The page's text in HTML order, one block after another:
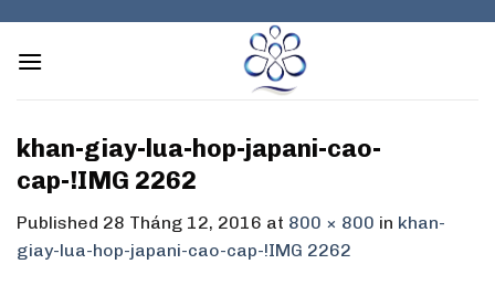
content
khan-giay-lua-hop-japani-cao-
cap-!IMG 2262
Published 28 Tháng 12, 2016 at 800 × 800 in khan-
giay-lua-hop-japani-cao-cap-!IMG 2262